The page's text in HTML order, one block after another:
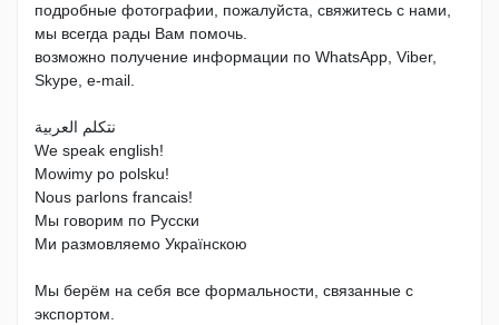
подробные фотографии, пожалуйста, свяжитесь с нами,
мы всегда рады Вам помочь.
возможно получение информации по WhatsApp, Viber,
Skype, e-mail.
نتكلم العربية
We speak english!
Mowimy po polsku!
Nous parlons francais!
Мы говорим по Русски
Ми размовляемо Українскою
Мы берём на себя все формальности, связанные с
экспортом.